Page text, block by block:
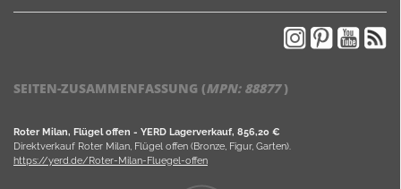
SEITEN-ZUSAMMENFASSUNG (MPN: 88877)
Roter Milan, Flügel offen - YERD Lagerverkauf, 856,20 €
Direktverkauf Roter Milan, Flügel offen (Bronze, Figur, Garten).
https://yerd.de/Roter-Milan-Fluegel-offen